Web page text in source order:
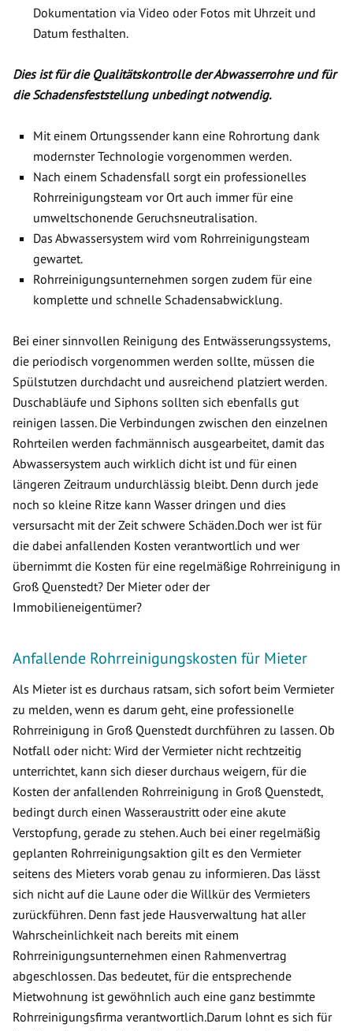
Dokumentation via Video oder Fotos mit Uhrzeit und
Datum festhalten.
Dies ist für die Qualitätskontrolle der Abwasserrohre und für
die Schadensfeststellung unbedingt notwendig.
Mit einem Ortungssender kann eine Rohrortung dank
modernster Technologie vorgenommen werden.
Nach einem Schadensfall sorgt ein professionelles
Rohrreinigungsteam vor Ort auch immer für eine
umweltschonende Geruchsneutralisation.
Das Abwassersystem wird vom Rohrreinigungsteam
gewartet.
Rohrreinigungsunternehmen sorgen zudem für eine
komplette und schnelle Schadensabwicklung.
Bei einer sinnvollen Reinigung des Entwässerungssystems,
die periodisch vorgenommen werden sollte, müssen die
Spülstutzen durchdacht und ausreichend platziert werden.
Duschabläufe und Siphons sollten sich ebenfalls gut
reinigen lassen. Die Verbindungen zwischen den einzelnen
Rohrteilen werden fachmännisch ausgearbeitet, damit das
Abwassersystem auch wirklich dicht ist und für einen
längeren Zeitraum undurchlässig bleibt. Denn durch jede
noch so kleine Ritze kann Wasser dringen und dies
versursacht mit der Zeit schwere Schäden.Doch wer ist für
die dabei anfallenden Kosten verantwortlich und wer
übernimmt die Kosten für eine regelmäßige Rohrreinigung in
Groß Quenstedt? Der Mieter oder der
Immobilieneigentümer?
Anfallende Rohrreinigungskosten für Mieter
Als Mieter ist es durchaus ratsam, sich sofort beim Vermieter
zu melden, wenn es darum geht, eine professionelle
Rohrreinigung in Groß Quenstedt durchführen zu lassen. Ob
Notfall oder nicht: Wird der Vermieter nicht rechtzeitig
unterrichtet, kann sich dieser durchaus weigern, für die
Kosten der anfallenden Rohrreinigung in Groß Quenstedt,
bedingt durch einen Wasseraustritt oder eine akute
Verstopfung, gerade zu stehen. Auch bei einer regelmäßig
geplanten Rohrreinigungsaktion gilt es den Vermieter
seitens des Mieters vorab genau zu informieren. Das lässt
sich nicht auf die Laune oder die Willkür des Vermieters
zurückführen. Denn fast jede Hausverwaltung hat aller
Wahrscheinlichkeit nach bereits mit einem
Rohrreinigungsunternehmen einen Rahmenvertrag
abgeschlossen. Das bedeutet, für die entsprechende
Mietwohnung ist gewöhnlich auch eine ganz bestimmte
Rohrreinigungsfirma verantwortlich.Darum lohnt es sich für